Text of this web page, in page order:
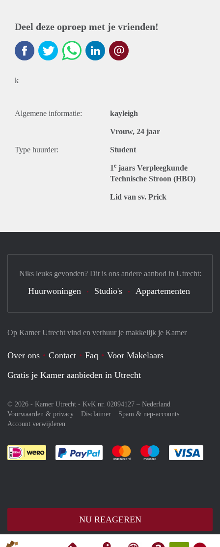
Deel deze oproep met je vrienden!
k
Algemene informatie: kayleigh
Vrouw, 24 jaar
Type huurder: Student
1e jaars Verpleegkunde
Technische Stroon (HBO)
Lid van sv. Prick
NU REAGEREN
Op Kamer Utrecht vind en verhuur je makkelijk je Kamer
Over ons Contact Faq
Voor Makelaars
Gratis je Kamer aanbieden in Utrecht
© 2026 - Kamer Utrecht - KvK nr. 02094127 – Nederland
Voorwaarden & privacy
Disclaimer
Spam & nep-accounts
Account verwijderen
Je rekent gemakkelijk af met Paypal
Je rekent gemakkelijk af met
Je rekent
Niks leuks gevonden? Dit is ons andere aanbod in Utrecht:
Huurwoningen Studio's Appartementen